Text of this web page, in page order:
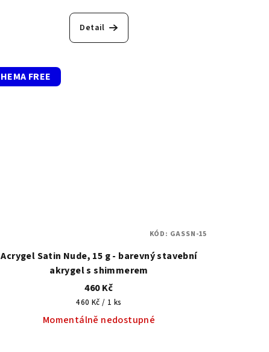
Detail
HEMA FREE
Acrygel Satin Nude, 15 g - barevný stavební
akrygel s shimmerem
460 Kč
Měrná
cena:
460 Kč / 1 ks
Momentálně nedostupné
KÓD: GASSN-15